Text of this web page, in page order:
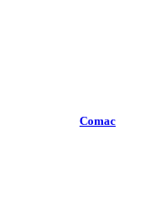
Comac